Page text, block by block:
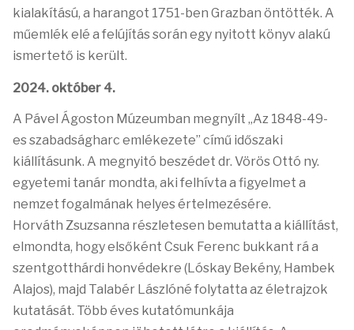
kialakítású, a harangot 1751-ben Grazban öntötték. A
műemlék elé a felújítás során egy nyitott könyv alakú
ismertető is került.
2024. október 4.
A Pável Ágoston Múzeumban megnyílt „Az 1848-49-
es szabadságharc emlékezete” című időszaki
kiállításunk. A megnyitó beszédet dr. Vörös Ottó ny.
egyetemi tanár mondta, aki felhívta a figyelmet a
nemzet fogalmának helyes értelmezésére.
Horváth Zsuzsanna részletesen bemutatta a kiállítást,
elmondta, hogy elsőként Csuk Ferenc bukkant rá a
szentgotthárdi honvédekre (Lóskay Bekény, Hambek
Alajos), majd Talabér Lászlóné folytatta az életrajzok
kutatását. Több éves kutatómunkája